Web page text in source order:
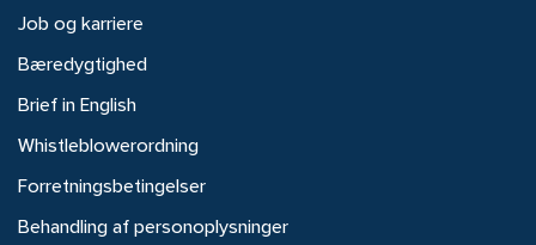
Job og karriere
Bæredygtighed
Brief in English
Whistleblowerordning
Forretningsbetingelser
Behandling af personoplysninger